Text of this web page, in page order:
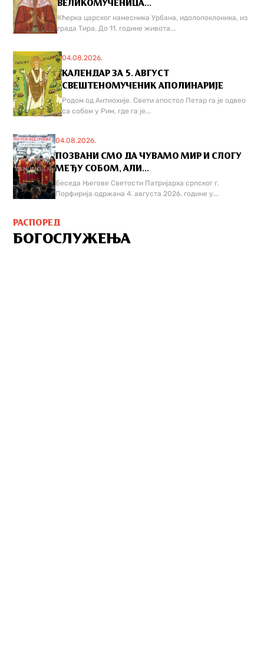
ВЕЛИКОМУЧЕНИЦА...
Кћерка царског намесника Урбана, идолопоклоника, из
града Тира. До 11. године живота...
04.08.2026.
КАЛЕНДАР ЗА 5. АВГУСТ
СВЕШТЕНОМУЧЕНИК АПОЛИНАРИЈЕ
Родом од Антиохије. Свети апостол Петар га је одвео
са собом у Рим, где га је...
04.08.2026.
ПОЗВАНИ СМО ДА ЧУВАМО МИР И СЛОГУ
МЕЂУ СОБОМ, АЛИ...
Беседа Његове Светости Патријарха српског г.
Порфирија одржана 4. августа 2026. године у...
РАСПОРЕД
БОГОСЛУЖЕЊА